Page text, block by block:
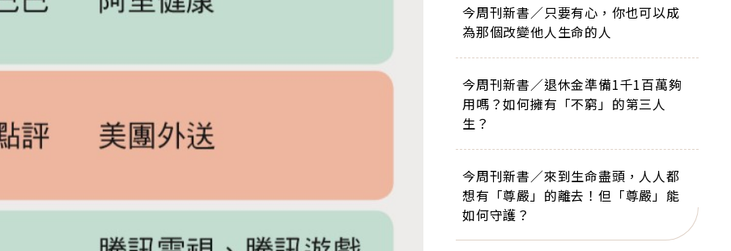
今周刊新書／只要有心，你也可以成
為那個改變他人生命的人
今周刊新書／退休金準備1千1百萬夠
用嗎？如何擁有「不窮」的第三人
生？
今周刊新書／來到生命盡頭，人人都
想有「尊嚴」的離去！但「尊嚴」能
如何守護？